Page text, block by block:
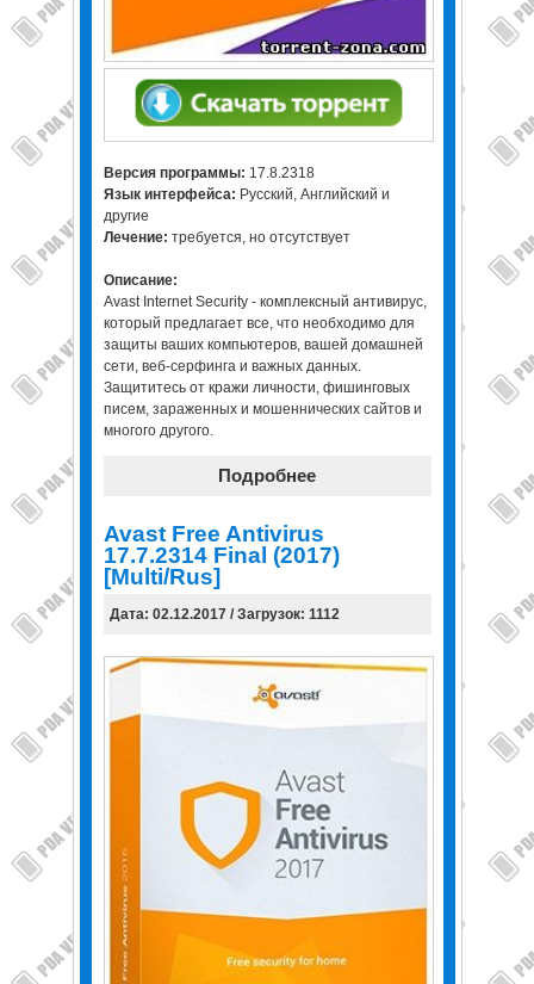
Версия программы: 17.8.2318
Язык интерфейса: Русский, Английский и
другие
Лечение: требуется, но отсутствует
Описание:
Avast Internet Security - комплексный антивирус,
который предлагает все, что необходимо для
защиты ваших компьютеров, вашей домашней
сети, веб-серфинга и важных данных.
Защититесь от кражи личности, фишинговых
писем, зараженных и мошеннических сайтов и
многого другого.
Подробнее
Avast Free Antivirus
17.7.2314 Final (2017)
[Multi/Rus]
Дата: 02.12.2017 / Загрузок: 1112